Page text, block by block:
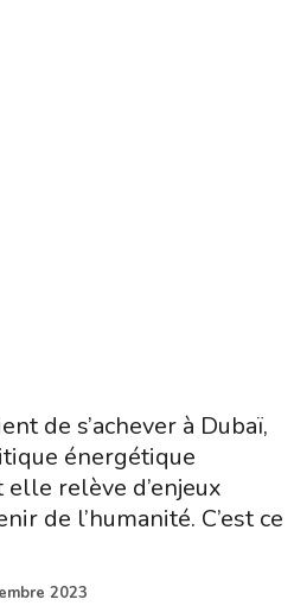
de s’achever à Dubaï,
énergétique
relève d’enjeux
de l’humanité. C’est ce
2023